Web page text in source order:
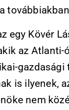
egy Kövér
az
is ilyenek,
nem